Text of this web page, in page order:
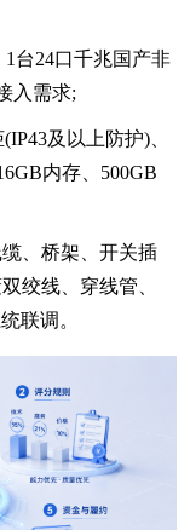
台24口千兆国产非
入需求;
及以上防护)、
内存、500GB
、桥架、开关插
绞线、穿线管、
联调。